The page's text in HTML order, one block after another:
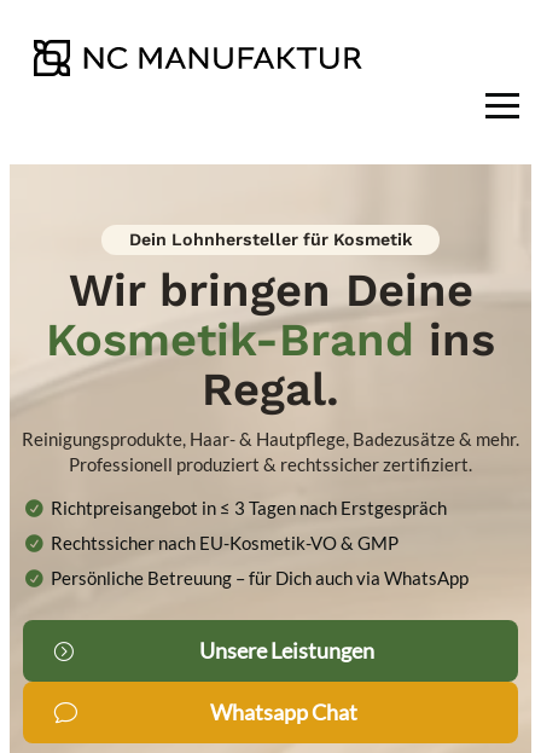
Dein Lohnhersteller für Kosmetik
Wir bringen Deine
Kosmetik-Brand ins
Regal.
Reinigungsprodukte, Haar- & Hautpflege, Badezusätze & mehr.
Professionell produziert & rechtssicher zertifiziert.
Richtpreisangebot in ≤ 3 Tagen nach Erstgespräch
Rechtssicher nach EU-Kosmetik-VO & GMP
Persönliche Betreuung – für Dich auch via WhatsApp
Unsere Leistungen
Whatsapp Chat